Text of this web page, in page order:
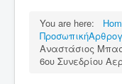
You are here:
Αναστάσιος
6ου Συνεδρίου